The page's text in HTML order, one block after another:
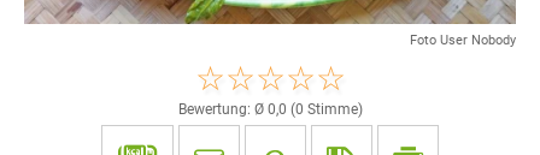
Foto User Nobody
Bewertung: Ø 0,0 (0 Stimme)